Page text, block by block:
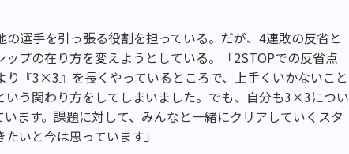
選手を引っ張る役割を担っている。だが、4連敗の反省と
ップの在り方を変えようとしている。「2STOPでの反省点
り『3×3』を長くやっているところで、上手くいかないこと
いう関わり方をしてしまいました。でも、自分も3×3につい
ます。課題に対して、みんなと一緒にクリアしていくスタ
いと今は思っています」